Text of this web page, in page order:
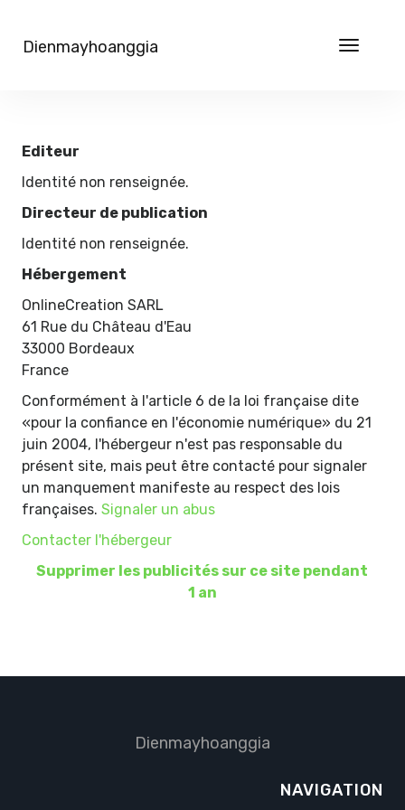
Toggle
Dienmayhoanggia
Editeur
Identité non renseignée.
Directeur de publication
Identité non renseignée.
Hébergement
OnlineCreation SARL
61 Rue du Château d'Eau
33000 Bordeaux
France
Conformément à l'article 6 de la loi française dite
«pour la confiance en l'économie numérique» du 21
juin 2004, l'hébergeur n'est pas responsable du
présent site, mais peut être contacté pour signaler
un manquement manifeste au respect des lois
françaises. Signaler un abus
Contacter l'hébergeur
Supprimer les publicités sur ce site pendant
1 an
Dienmayhoanggia
NAVIGATION